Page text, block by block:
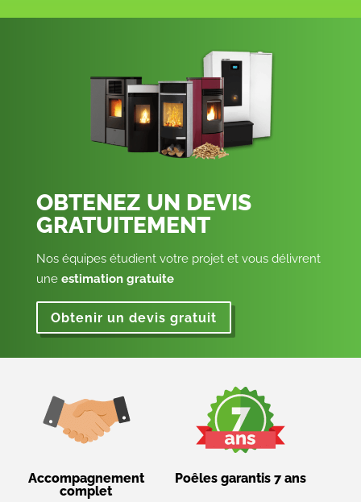
OBTENEZ UN DEVIS
GRATUITEMENT
Nos équipes étudient votre projet et vous délivrent
une estimation gratuite
Obtenir un devis gratuit
Accompagnement
complet
Poêles garantis 7 ans